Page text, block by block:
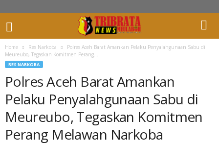
Home Res Narkoba
Polres Aceh Barat Amankan Pelaku Penyalahgunaan Sabu di
Meureubo, Tegaskan Komitmen Perang...
RES NARKOBA
Polres Aceh Barat Amankan
Pelaku Penyalahgunaan Sabu di
Meureubo, Tegaskan Komitmen
Perang Melawan Narkoba